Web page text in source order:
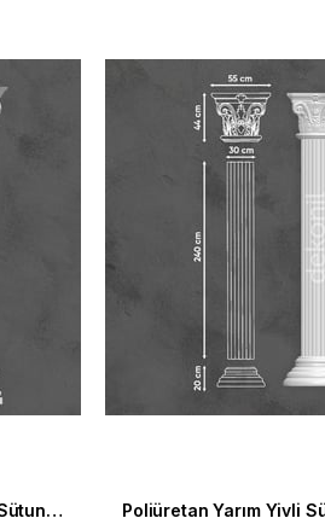
Poliüretan Plaster Boyanabilir Sütun Takım 60cm